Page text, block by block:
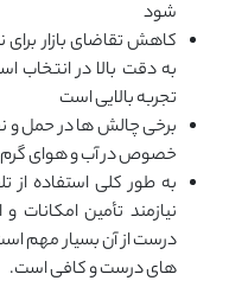
شود
کاهش تقاضای بازار برای
به دقت بالا در انتخاب
تجربه بالایی است
برخی چالش ها در حمل و
خصوص در آب و هوای گرم
به طور کلی استفاده از
نیازمند تأمین
درست از آن بسیار مهم
های درست و کافی است.